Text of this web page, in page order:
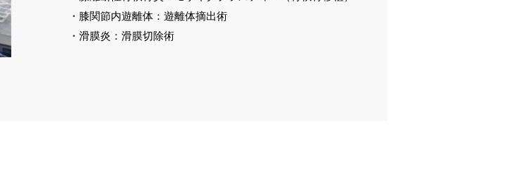
・膝関節内遊離体：遊離体摘出術
・滑膜炎：滑膜切除術